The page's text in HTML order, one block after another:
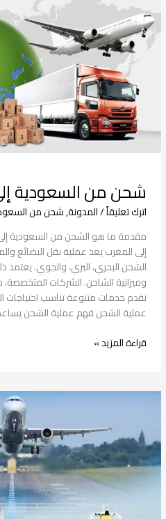
شحن من السعودية
اترك تعليقاً/المدونة,شحن من
مقدمة ما هو الشحن من السعودية
إلى المغرب يعد عملية نقل البضائع
الشحن البحري، البري، والجوي. يعتمد
وميزانية الشاحن. الشركات
تقدم خدمات متنوعة تناسب احتياجات
عملية الشحن فهم عملية الشحن
من
السعودية
إلى
المغرب
قراءة المزيد »
شحن
السعودية
إلى
الجزائر